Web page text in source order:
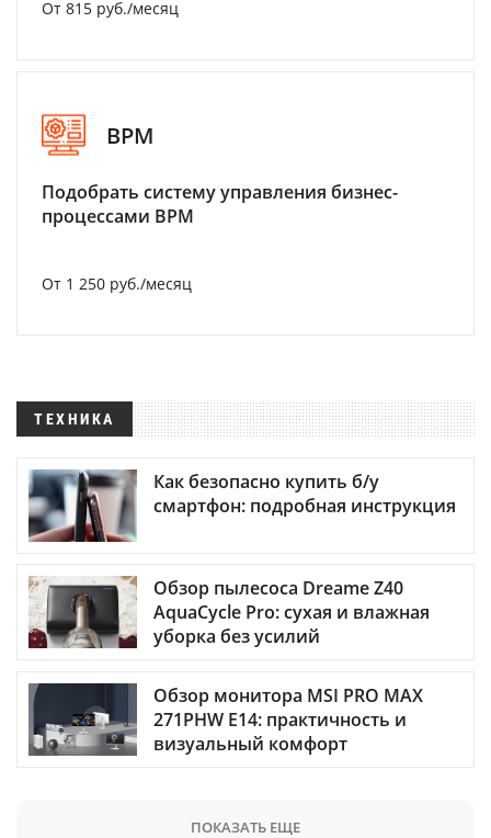
От 815 руб./месяц
BPM
Подобрать систему управления бизнес-
процессами BPM
От 1 250 руб./месяц
ТЕХНИКА
Как безопасно купить б/у
смартфон: подробная инструкция
Обзор пылесоса Dreame Z40
AquaCycle Pro: сухая и влажная
уборка без усилий
Обзор монитора MSI PRO MAX
271PHW E14: практичность и
визуальный комфорт
ПОКАЗАТЬ ЕЩЕ